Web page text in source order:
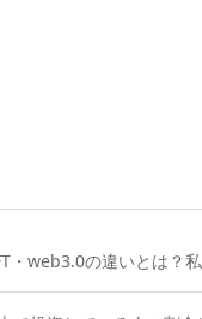
・web3.0の違いとは？